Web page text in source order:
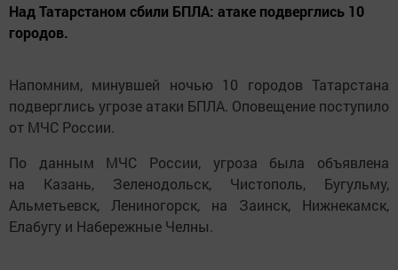
Над Татарстаном сбили БПЛА: атаке подверглись 10
городов.
Напомним, минувшей ночью 10 городов Татарстана
подверглись угрозе атаки БПЛА. Оповещение поступило
от МЧС России.
По данным МЧС России, угроза была объявлена
на Казань, Зеленодольск, Чистополь, Бугульму,
Альметьевск, Лениногорск, на Заинск, Нижнекамск,
Елабугу и Набережные Челны.